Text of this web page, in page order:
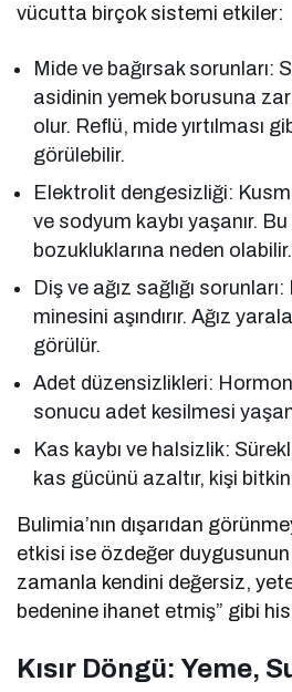
vücutta birçok sistemi etkiler:
Mide ve bağırsak sorunları:
asidinin yemek borusuna
olur. Reflü, mide yırtılması
görülebilir.
Elektrolit dengesizliği:
ve sodyum kaybı yaşanır.
bozukluklarına neden olabilir.
Diş ve ağız sağlığı
minesini aşındırır. Ağız
görülür.
Adet düzensizlikleri:
sonucu adet kesilmesi
Kas kaybı ve halsizlik:
kas gücünü azaltır, kişi
Bulimia’nın dışarıdan
etkisi ise özdeğer duygusunun
zamanla kendini değersiz,
bedenine ihanet etmiş” gibi
Kısır Döngü: Yeme,